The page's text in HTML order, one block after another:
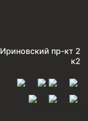
Ириновский пр-кт 2
к2